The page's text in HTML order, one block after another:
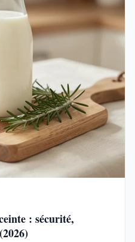
: sécurité,